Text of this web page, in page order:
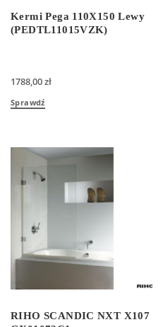
Kermi Pega 110X150 Lewy
(PEDTL11015VZK)
1788,00zł
Sprawdź
RIHO SCANDIC NXT X107